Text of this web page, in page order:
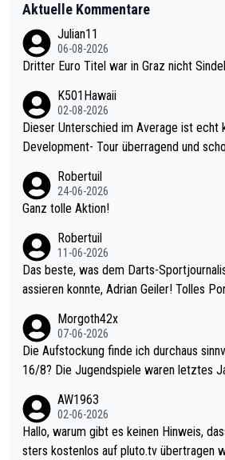
Aktuelle Kommentare
Julian11
06-08-2026
Dritter Euro Titel war in Graz nicht
K501Hawaii
02-08-2026
Dieser Unterschied im Average ist echt krass! 111+
Development- Tour überragend und
mal 40+ erst recht. Da gewinnst keinen Blumentopf - ist ja noc
h krasser wie ein Pokalspiel eines Kreisligisten vs einem Bund
Robertuil
24-06-2026
Ganz tolle Aktion!
Robertuil
11-06-2026
Das beste, was dem Darts-
assieren konnte, Adrian Geiler! Tolles
Morgoth42x
07-06-2026
Die Aufstockung finde ich durchaus
16/8? Die Jugendspiele waren letztes Jahr durchaus sehr kurz
Allerdings ist Mitchell Lawrie als Nummer 1 der Welt eh qualifi
ziert. Somit ändert die automatische
sters erstmal nichts. Ich denke sie wollen damit für nächstes J
AW1963
02-06-2026
Hallo, warum gibt es keinen Hinweis, dass die Nordic Darts Ma
sters kostenlos auf pluto.tv übertragen